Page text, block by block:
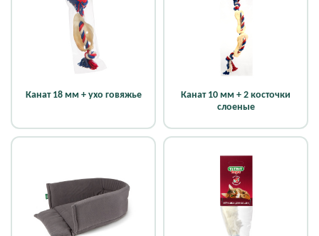
Канат 18 мм + ухо говяжье
Канат 10 мм + 2 косточки
слоеные